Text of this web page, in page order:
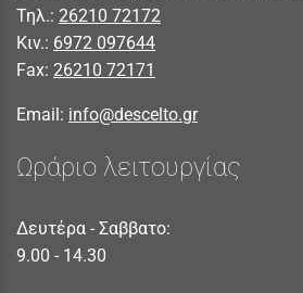
Τηλ.: 26210 72172
Κιν.: 6972 097644
Fax: 26210 72171
Email: info@descelto.gr
Ωράριο λειτουργίας
Δευτέρα - Σαββατο:
9.00 - 14.30